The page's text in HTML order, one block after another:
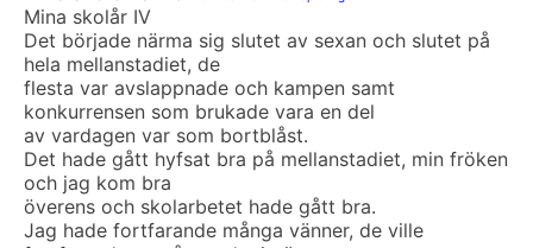
Mina skolår IV
Det började närma sig slutet av sexan och slutet på
hela mellanstadiet, de
flesta var avslappnade och kampen samt
konkurrensen som brukade vara en del
av vardagen var som bortblåst.
Det hade gått hyfsat bra på mellanstadiet, min fröken
och jag kom bra
överens och skolarbetet hade gått bra.
Jag hade fortfarande många vänner, de ville